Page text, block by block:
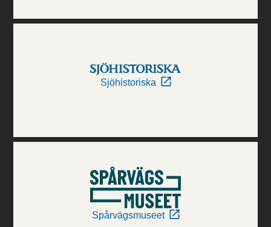
Sjöhistoriska
Spårvägsmuseet